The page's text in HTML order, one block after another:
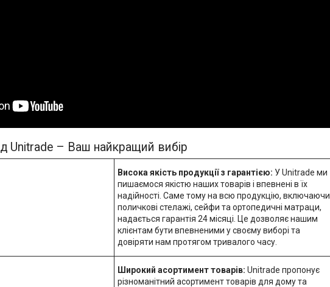
Unitrade – Ваш найкращий вибір
Висока якість продукції з гарантією: У Unitrade ми
пишаємося якістю наших товарів і впевнені в їх
надійності. Саме тому на всю продукцію, включаючи
поличкові стелажі, сейфи та ортопедичні матраци,
надається гарантія 24 місяці. Це дозволяє нашим
клієнтам бути впевненими у своєму виборі та
довіряти нам протягом тривалого часу.
Широкий асортимент товарів: Unitrade пропонує
різноманітний асортимент товарів для дому та